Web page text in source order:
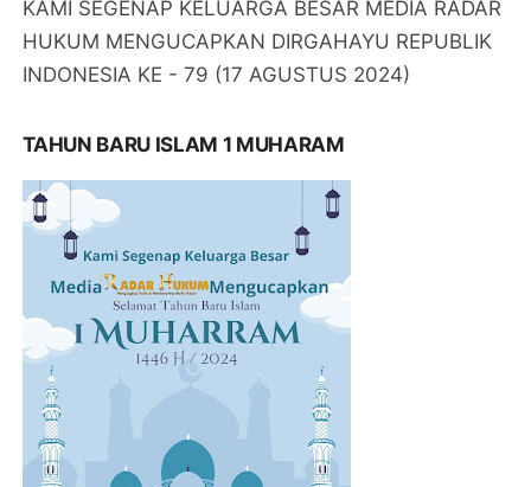
KAMI SEGENAP KELUARGA BESAR MEDIA RADAR
HUKUM MENGUCAPKAN DIRGAHAYU REPUBLIK
INDONESIA KE - 79 (17 AGUSTUS 2024)
TAHUN BARU ISLAM 1 MUHARAM